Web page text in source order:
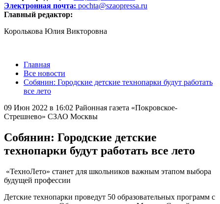
Электронная почта: pochta@szaopressa.ru
Главный редактор:
Королькова Юлия Викторовна
Главная
Все новости
Собянин: Городские детские технопарки будут работать
все лето
09 Июн 2022 в 16:02 Районная газета «Покровское-
Стрешнево» СЗАО Москвы
Собянин: Городские детские
технопарки будут работать все лето
«ТехноЛето» станет для школьников важным этапом выбора
будущей профессии
Детские технопарки проведут 50 образовательных программ с